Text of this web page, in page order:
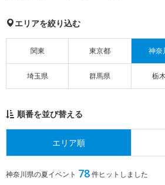
エリアを絞り込む
関東 東京都 神奈
埼玉県 群馬県 栃
順番を並び替える
エリア順
神奈川県の夏イベント 78件ヒットしました